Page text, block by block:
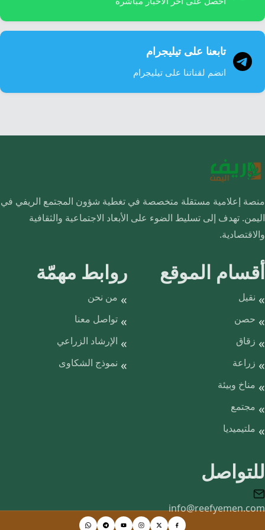
تابعنا على تيليجرام
انضم لقناتنا على تيليجرام
إعلامية مستقلة متخصصة في تغطية شؤون المجتمع الريفي في
تهدف إلى تسليط الضوء على الأبعاد الاجتماعية والثقافية
الموقع
نقيل
حصن
زقاق
زراعة
مناخ وبيئة
مجتمع
ملتيميديا
روابط مهمّة
من نحن
تواصل معنا
الإرشاد الزراعي
نموذج الشكاوى